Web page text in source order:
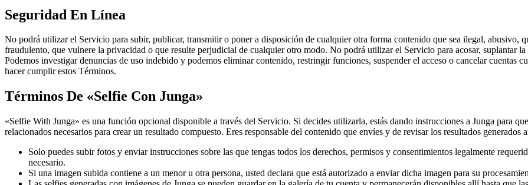
Seguridad En Línea
No podrá utilizar el Servicio para subir, publicar, transmitir o poner a disposición de cualquier otra forma contenido que sea ilegal, abusivo,
fraudulento, que vulnere la privacidad o que resulte perjudicial de cualquier otro modo. No podrá utilizar el Servicio para acosar, suplantar
Podemos investigar denuncias de uso indebido y podemos eliminar contenido, restringir funciones, suspender el acceso o cancelar cuentas
hacer cumplir estos Términos.
Términos De «Selfie Con Junga»
«Selfie With Junga» es una función opcional disponible a través del Servicio. Si decides utilizarla, estás dando instrucciones a Junga para
relacionados necesarios para crear un resultado compuesto. Eres responsable del contenido que envíes y de revisar los resultados generados
Solo puedes subir fotos y enviar instrucciones sobre las que tengas todos los derechos, permisos y consentimientos legalmente
necesario.
Si una imagen subida contiene a un menor u otra persona, usted declara que está autorizado a enviar dicha imagen para su